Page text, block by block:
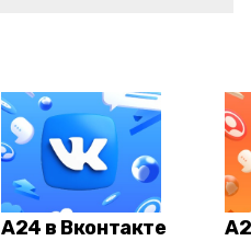
А24 в Вконтакте